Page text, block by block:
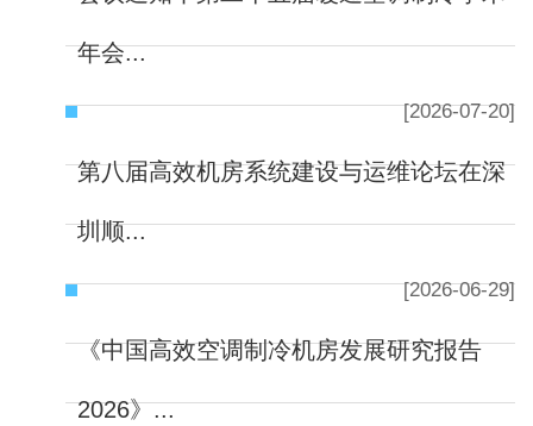
年会...
[2026-07-20]
第八届高效机房系统建设与运维论坛在深
圳顺...
[2026-06-29]
《中国高效空调制冷机房发展研究报告
2026》...